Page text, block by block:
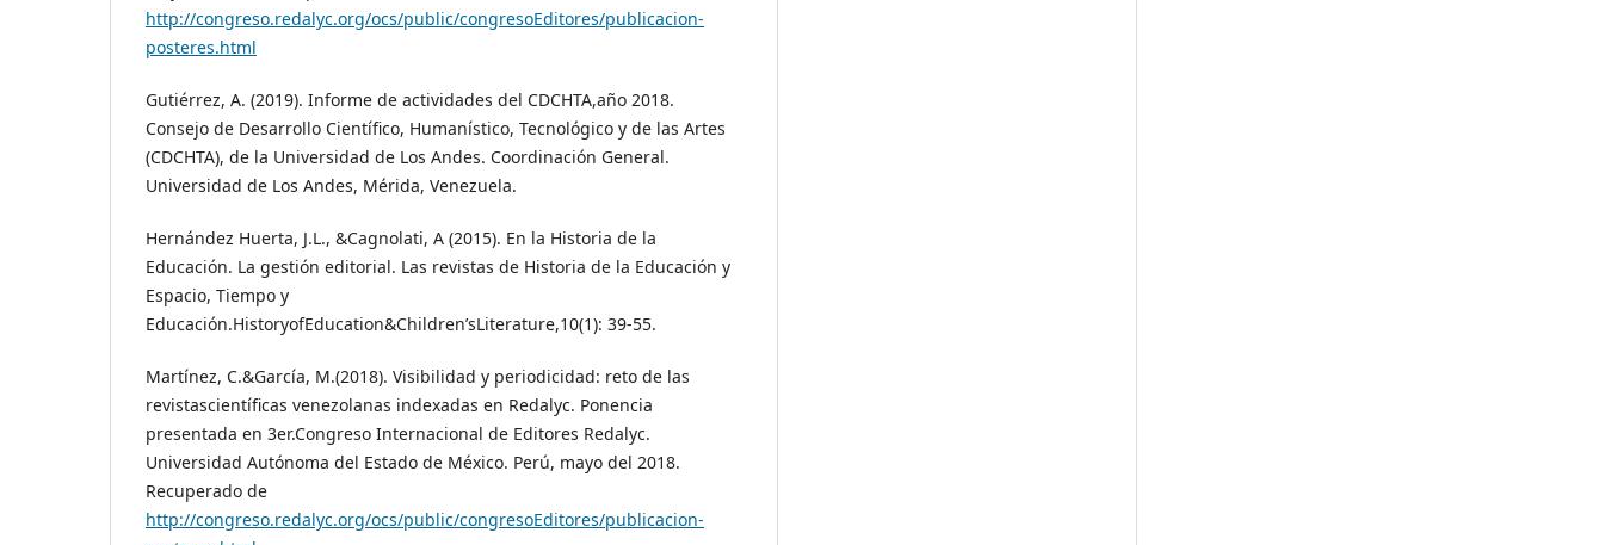
http://congreso.redalyc.org/ocs/public/congresoEditores/publicacion-
posteres.html
Gutiérrez, A. (2019). Informe de actividades del CDCHTA,año 2018.
Consejo de Desarrollo Científico, Humanístico, Tecnológico y de las Artes
(CDCHTA), de la Universidad de Los Andes. Coordinación General.
Universidad de Los Andes, Mérida, Venezuela.
Hernández Huerta, J.L., &Cagnolati, A (2015). En la Historia de la
Educación. La gestión editorial. Las revistas de Historia de la Educación y
Espacio, Tiempo y
Educación.HistoryofEducation&Children’sLiterature,10(1): 39-55.
Martínez, C.&García, M.(2018). Visibilidad y periodicidad: reto de las
revistascientíficas venezolanas indexadas en Redalyc. Ponencia
presentada en 3er.Congreso Internacional de Editores Redalyc.
Universidad Autónoma del Estado de México. Perú, mayo del 2018.
Recuperado de
http://congreso.redalyc.org/ocs/public/congresoEditores/publicacion-